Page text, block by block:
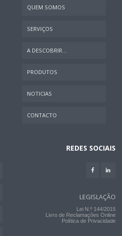
QUEM SOMOS
SERVIÇOS
A DESCOBRIR...
PRODUTOS
NOTICIAS
CONTACTO
REDES SOCIAIS
LEGISLAÇÃO
Lei N.º 144/2015
Livro de Reclamações Online
Política de Privacidade